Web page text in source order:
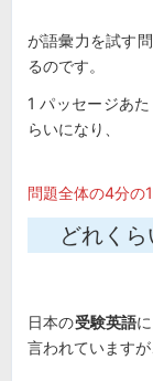
が語彙力を試す
るのです。
1 パッセージあ
らいになり、
問題全体の4分の
どれく
日本の受験英語
言われていますが